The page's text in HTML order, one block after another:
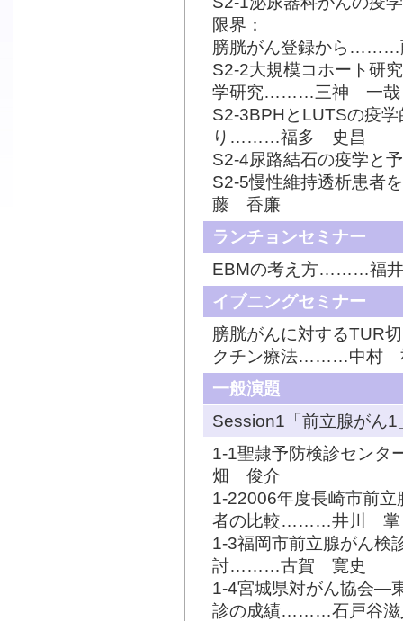
限界：
膀胱がん登録から
S2-2大規模コホート研
学研究………三神 一哉
S2-3BPHとLUTSの疫
り………福多 史昌
S2-4尿路結石の疫学
S2-5慢性維持透析患者
藤 香廉
ランチョンセミナー
EBMの考え方………福
イブニングセミナー
膀胱がんに対するTUR
クチン療法………中村
一般演題
Session1「前立腺がん1
1-1聖隷予防検診セン
畑 俊介
1-22006年度長崎市前
者の比較………井川 掌
1-3福岡市前立腺がん検
討………古賀 寛史
1-4宮城県対がん協会―
診の成績………石戸谷滋